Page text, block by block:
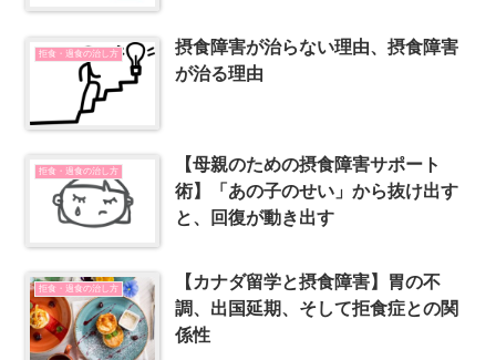
拒食・過食の治し方
摂食障害が治らない理由、摂食障害
が治る理由
拒食・過食の治し方
【母親のための摂食障害サポート
術】「あの子のせい」から抜け出す
と、回復が動き出す
拒食・過食の治し方
【カナダ留学と摂食障害】胃の不
調、出国延期、そして拒食症との関
係性